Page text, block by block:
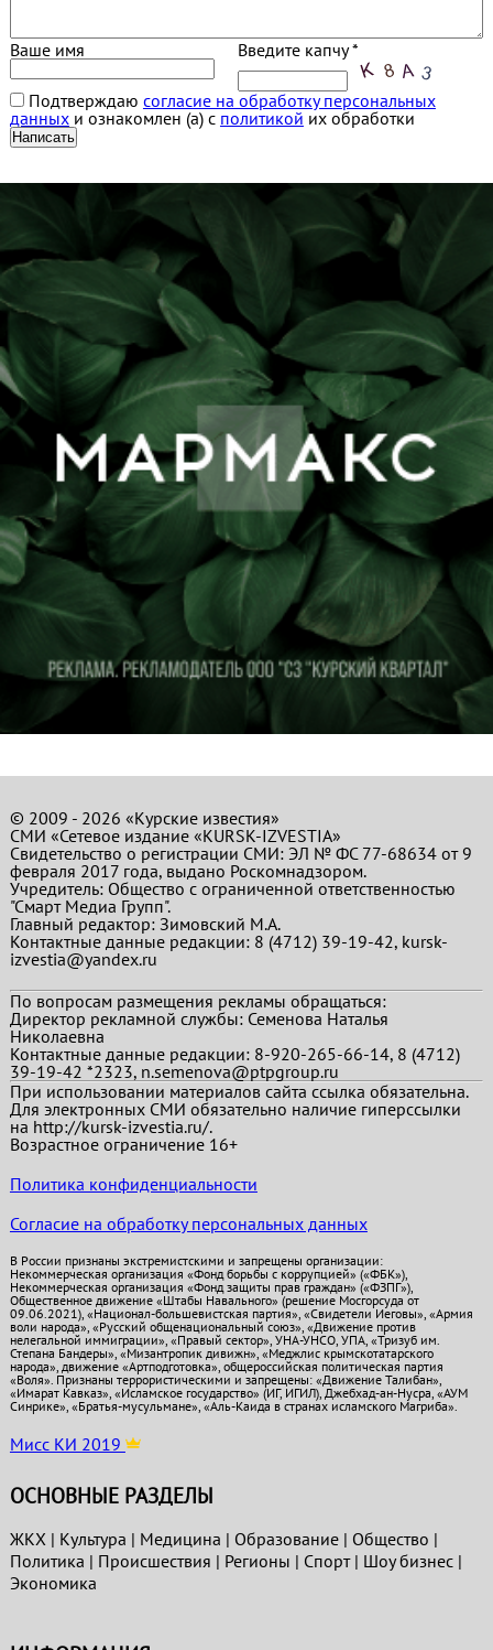
Ваше имя Введите капчу *
Подтверждаю согласие на обработку персональных
данныхи ознакомлен (а) с политикой их обработки
© 2009 - 2026 «Курские известия»
СМИ «Сетевое издание «KURSK-IZVESTIA»
Свидетельство о регистрации СМИ: ЭЛ № ФС 77-68634 от 9
февраля 2017 года, выдано Роскомнадзором.
Учредитель: Общество с ограниченной ответственностью
"Смарт Медиа Групп".
Главный редактор:Зимовский М.А.
Контактные данные редакции: 8 (4712) 39-19-42, kursk-
izvestia@yandex.ru
По вопросам размещения рекламы обращаться:
Директор рекламной службы: Семенова Наталья
Николаевна
Контактные данные редакции: 8-920-265-66-14, 8 (4712)
39-19-42 *2323, n.semenova@ptpgroup.ru
При использовании материалов сайта ссылка обязательна.
Для электронных СМИ обязательно наличие гиперссылки
на http://kursk-izvestia.ru/.
Возрастное ограничение 16+
Политика конфиденциальности
Согласие на обработку персональных данных
В России признаны экстремистскими и запрещены организации:
Некоммерческая организация «Фонд борьбы с коррупцией» («ФБК»),
Некоммерческая организация «Фонд защиты прав граждан» («ФЗПГ»),
Общественное движение «Штабы Навального» (решение Мосгорсуда от
09.06.2021), «Национал-большевистская партия», «Свидетели Иеговы», «Армия
воли народа», «Русский общенациональный союз», «Движение против
нелегальной иммиграции», «Правый сектор», УНА-УНСО, УПА, «Тризуб им.
Степана Бандеры», «Мизантропик дивижн», «Меджлис крымскотатарского
народа», движение «Артподготовка», общероссийская политическая партия
«Воля». Признаны террористическими и запрещены: «Движение Талибан»,
«Имарат Кавказ», «Исламское государство» (ИГ, ИГИЛ), Джебхад-ан-Нусра, «АУМ
Синрике», «Братья-мусульмане», «Аль-Каида в странах исламского Магриба».
Мисс КИ 2019
ОСНОВНЫЕ РАЗДЕЛЫ
ЖКХ | Культура | Медицина | Образование| Общество |
Политика | Проиcшествия | Регионы | Спорт| Шоу бизнес|
Экономика